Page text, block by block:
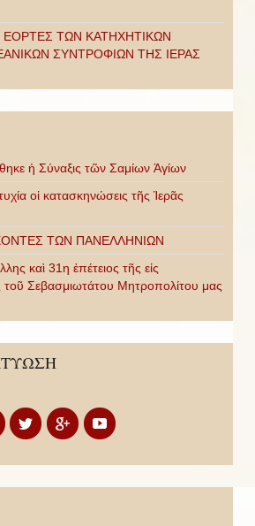
ΕΟΡΤΕΣ ΤΩΝ ΚΑΤΗΧΗΤΙΚΩΝ
ΣΥΝΤΡΟΦΙΩΝ ΤΗΣ ΙΕΡΑΣ
ἡ Σύναξις τῶν Σαμίων Ἁγίων
οἱ κατασκηνώσεις τῆς Ἱερᾶς
ΤΩΝ ΠΑΝΕΛΛΗΝΙΩΝ
καὶ 31η ἐπέτειος τῆς εἰς
τοῦ Σεβασμιωτάτου Μητροπολίτου μας